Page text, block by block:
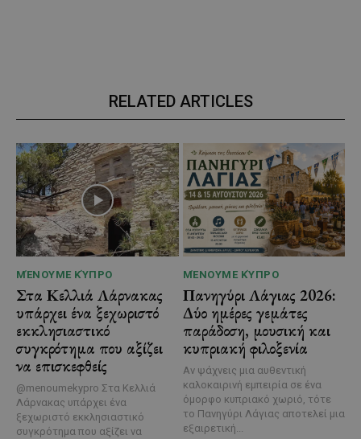
RELATED ARTICLES
ΜΈΝΟΥΜΕ ΚΎΠΡΟ
Στα Κελλιά Λάρνακας
υπάρχει ένα ξεχωριστό
εκκλησιαστικό
συγκρότημα που αξίζει
να επισκεφθείς
@menoumekypro Στα Κελλιά
Λάρνακας υπάρχει ένα
ξεχωριστό εκκλησιαστικό
συγκρότημα που αξίζει να
ΜΈΝΟΥΜΕ ΚΎΠΡΟ
Πανηγύρι Λάγιας 2026:
Δύο ημέρες γεμάτες
παράδοση, μουσική και
κυπριακή φιλοξενία
Αν ψάχνεις μια αυθεντική
καλοκαιρινή εμπειρία σε ένα
όμορφο κυπριακό χωριό, τότε
το Πανηγύρι Λάγιας αποτελεί μια
εξαιρετική...